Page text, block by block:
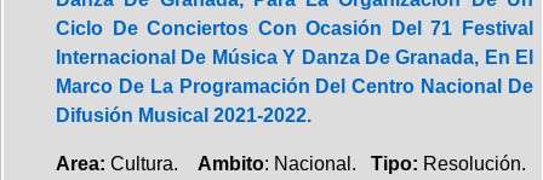
Ciclo De Conciertos Con Ocasión Del 71 Festival
Internacional De Música Y Danza De Granada, En El
Marco De La Programación Del Centro Nacional De
Difusión Musical 2021-2022.
Area: Cultura. Ambito: Nacional. Tipo: Resolución.